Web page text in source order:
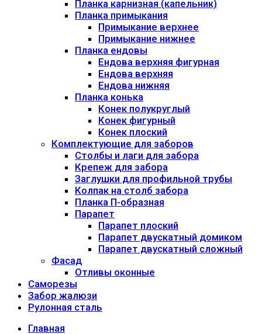
Планка карнизная (капельник)
Планка примыкания
Примыкание верхнее
Примыкание нижнее
Планка ендовы
Ендова верхняя фигурная
Ендова верхняя
Ендова нижняя
Планка конька
Конек полукруглый
Конек фигурный
Конек плоский
Комплектующие для заборов
Столбы и лаги для забора
Крепеж для забора
Заглушки для профильной трубы
Колпак на столб забора
Планка П-образная
Парапет
Парапет плоский
Парапет двускатный домиком
Парапет двускатный сложный
Фасад
Отливы оконные
Саморезы
Забор жалюзи
Рулонная сталь
Главная